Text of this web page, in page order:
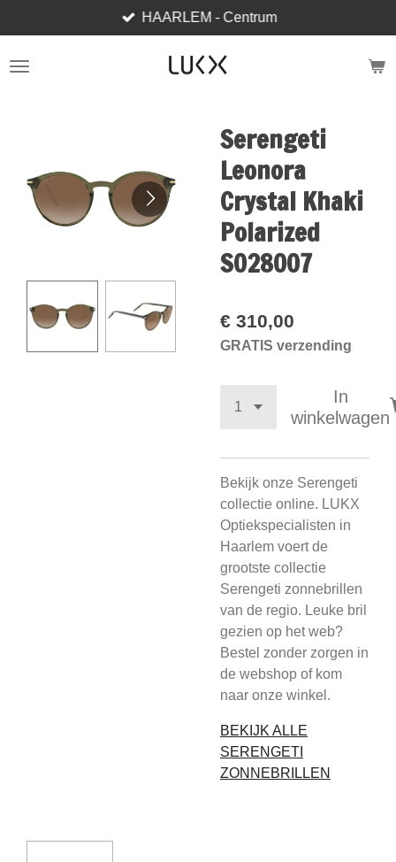
direct
naar
HAARLEM - Centrum
Serengeti
Leonora
Crystal Khaki
Polarized
S028007
€ 310,00
GRATIS verzending
In
winkelwagen
Bekijk onze Serengeti
collectie online. LUKX
Optiekspecialisten in
Haarlem voert de
grootste collectie
Serengeti zonnebrillen
van de regio. Leuke bril
gezien op het web?
Bestel zonder zorgen in
de webshop of kom
naar onze winkel.
BEKIJK ALLE
SERENGETI
ZONNEBRILLEN